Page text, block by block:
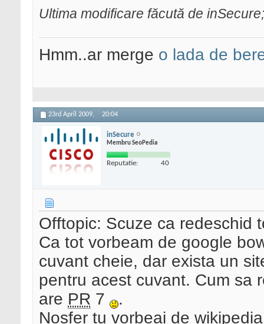
Ultima modificare făcută de
Hmm..ar merge o lada de
23rd April 2009, 20:04
inSecure
Membru SeoPedia
Reputatie: 40
Offtopic: Scuze ca redeschid
Ca tot vorbeam de google
cuvant cheie, dar exista un
pentru acest cuvant. Cum sa
are PR 7
.
Nosfer tu vorbeai de